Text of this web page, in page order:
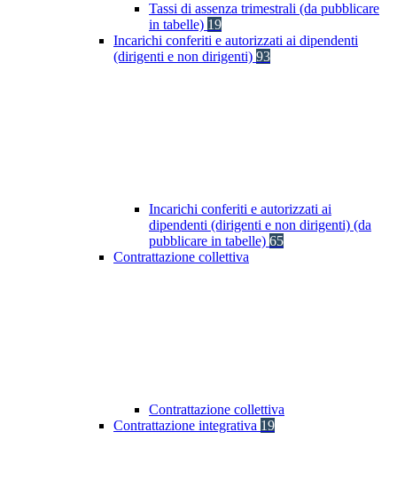
Tassi di assenza trimestrali (da pubblicare
in tabelle) 19
Incarichi conferiti e autorizzati ai dipendenti
(dirigenti e non dirigenti) 93
Incarichi conferiti e autorizzati ai
dipendenti (dirigenti e non dirigenti) (da
pubblicare in tabelle) 65
Contrattazione collettiva
Contrattazione collettiva
Contrattazione integrativa 19